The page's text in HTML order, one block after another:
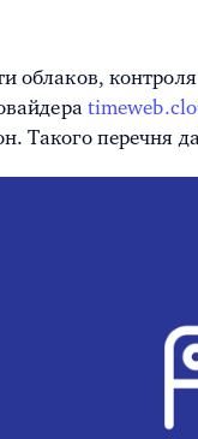
облаков,
Такого перечня